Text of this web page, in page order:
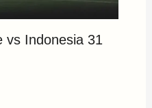
vs Indonesia 31